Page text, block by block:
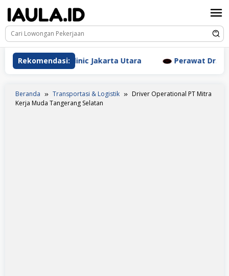
konten
Rekomendasi:
Clinic Jakarta Utara Perawat Dr. Triyanti
Beranda Transportasi & Logistik
Driver Operational PT Mitra
Kerja Muda Tangerang Selatan